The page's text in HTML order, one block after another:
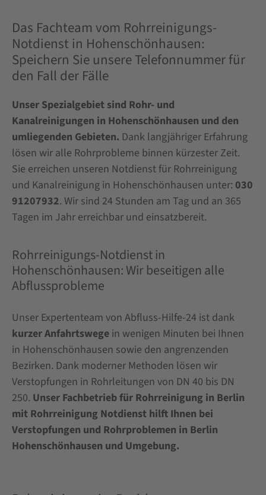
Das Fachteam vom Rohrreinigungs-
Notdienst in Hohenschönhausen:
Speichern Sie unsere Telefonnummer für
den Fall der Fälle
Unser Spezialgebiet sind Rohr- und
Kanalreinigungen in Hohenschönhausen und den
umliegenden Gebieten. Dank langjähriger Erfahrung
lösen wir alle Rohrprobleme binnen kürzester Zeit.
Sie erreichen unseren Notdienst für Rohrreinigung
und Kanalreinigung in Hohenschönhausen unter: 030
91207932. Wir sind 24 Stunden am Tag und an 365
Tagen im Jahr erreichbar und einsatzbereit.
Rohrreinigungs-Notdienst in
Hohenschönhausen: Wir beseitigen alle
Abflussprobleme
Unser Expertenteam von Abfluss-Hilfe-24 ist dank
kurzer Anfahrtswege in wenigen Minuten bei Ihnen
in Hohenschönhausen sowie den angrenzenden
Bezirken. Dank moderner Methoden lösen wir
Verstopfungen in Rohrleitungen von DN 40 bis DN
250. Unser Fachbetrieb für Rohrreinigung in Berlin
mit Rohrreinigung Notdienst hilft Ihnen bei
Verstopfungen und Rohrproblemen in Berlin
Hohenschönhausen und Umgebung.